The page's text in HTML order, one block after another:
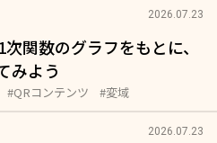
2026.07.23
次関数のグラフをもとに、
みよう
#QRコンテンツ #変域
2026.07.23